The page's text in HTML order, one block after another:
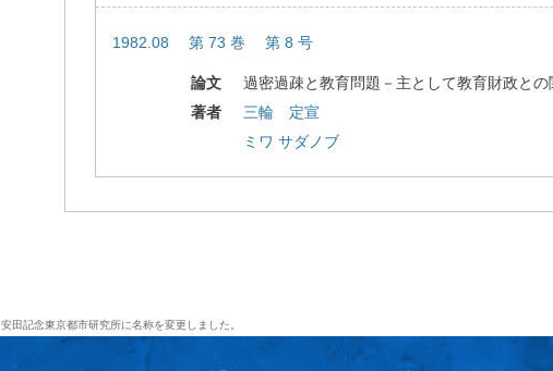
1982.08 第 73 巻 第 8 号
論文
過密過疎と教育問題－主として教育財政との
著者
三輪 定宣
ミワ サダノブ
田記念東京都市研究所に名称を変更しました。